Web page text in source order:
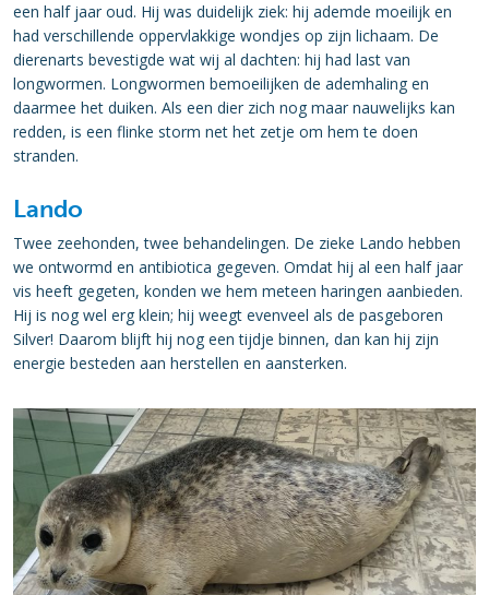
een half jaar oud. Hij was duidelijk ziek: hij ademde moeilijk en
had verschillende oppervlakkige wondjes op zijn lichaam. De
dierenarts bevestigde wat wij al dachten: hij had last van
longwormen. Longwormen bemoeilijken de ademhaling en
daarmee het duiken. Als een dier zich nog maar nauwelijks kan
redden, is een flinke storm net het zetje om hem te doen
stranden.
Lando
Twee zeehonden, twee behandelingen. De zieke Lando hebben
we ontwormd en antibiotica gegeven. Omdat hij al een half jaar
vis heeft gegeten, konden we hem meteen haringen aanbieden.
Hij is nog wel erg klein; hij weegt evenveel als de pasgeboren
Silver! Daarom blijft hij nog een tijdje binnen, dan kan hij zijn
energie besteden aan herstellen en aansterken.